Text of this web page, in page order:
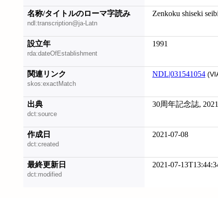
名称/タイトルのローマ字読み
ndl:transcription@ja-Latn
Zenkoku shiseki
設立年
rda:dateOfEstablishment
1991
関連リンク
skos:exactMatch
NDL|031541054
出典
dct:source
30周年記念誌,
作成日
dct:created
2021-07-08
最終更新日
dct:modified
2021-07-